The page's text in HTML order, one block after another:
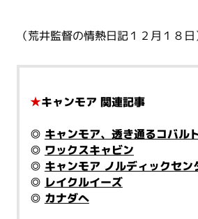
（荒井監督の情熱日記１２月１８日
★キャンモア 関連記事
◎ キャンモア、透き通るコバル
◎ ワックスキャビン
◎ キャンモア ノルディックセン
◎ レイクルイーズ
◎ カナダへ